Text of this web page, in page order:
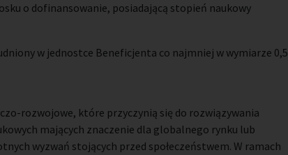
o dofinansowanie, posiadającą stopień naukowy
w jednostce Beneficjenta co najmniej w wymiarze 0,5
rozwojowe, które przyczynią się do rozwiązywania
mających znaczenie dla globalnego rynku lub
wyzwań stojących przed społeczeństwem. W ramach